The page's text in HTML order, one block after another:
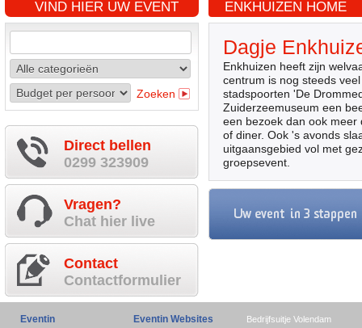
VIND HIER UW EVENT
Zoeken
Direct bellen
0299 323909
Vragen?
Chat hier live
Contact
Contactformulier
ENKHUIZEN HOME
Dagje
Enkhuizen heeft zijn
centrum is nog steeds
stadspoorten 'De
Zuiderzeemuseum een
een bezoek dan ook meer
of diner. Ook 's avonds
uitgaansgebied vol met
groepsevent.
Eventin Eventin Websites
Bedrijfsuitje Volendam